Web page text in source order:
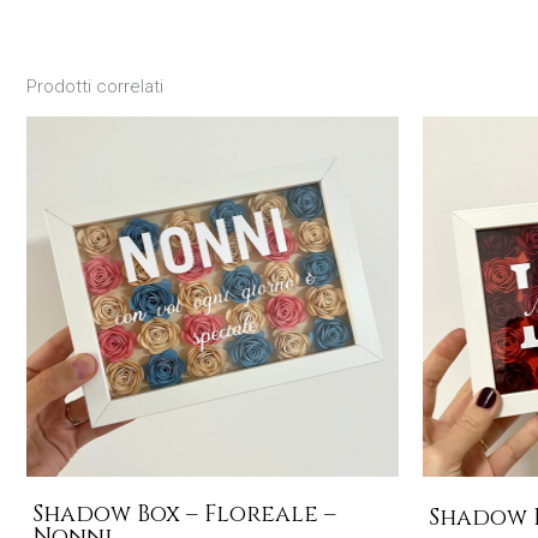
Prodotti correlati
Shadow Box – Floreale – Shadow